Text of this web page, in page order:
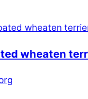
wheaten